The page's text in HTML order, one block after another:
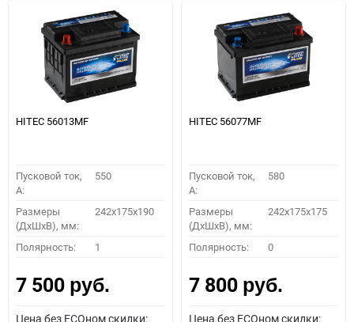
HITEC 56013MF
Пусковой ток,
A:
550
Размеры
(ДхШхВ), мм:
242x175x190
Полярность: 1
7 500 руб.
Цена без ECOном скидки:
HITEC 56077MF
Пусковой ток,
A:
580
Размеры
(ДхШхВ), мм:
242x175x175
Полярность: 0
7 800 руб.
Цена без ECOном скидки: